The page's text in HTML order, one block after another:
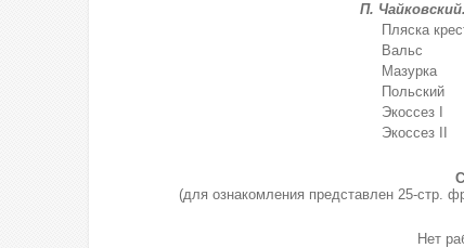
П. Чайковский.
Пляска
Вальс
Мазурка
Польский
Экоссез I
Экоссез II
(для ознакомления представлен 25-стр.
Нет